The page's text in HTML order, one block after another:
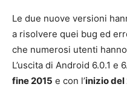
Le due nuove versioni
a risolvere quei bug ed
che numerosi utenti
L’uscita di Android 6.0.1 e
fine 2015 e con l’inizio del